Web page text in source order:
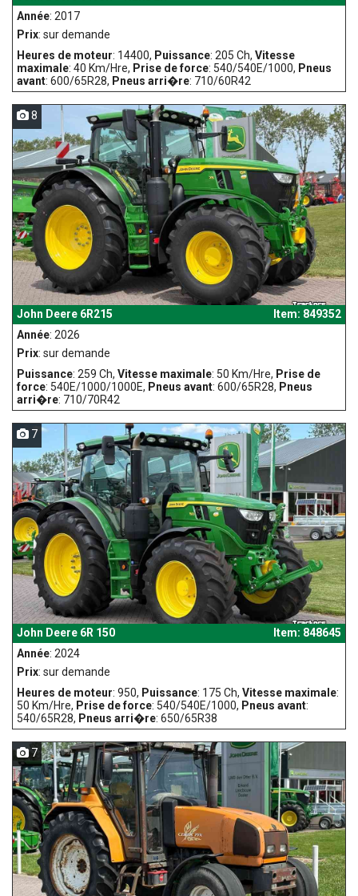
Année: 2017
Prix: sur demande
Heures de moteur: 14400, Puissance: 205 Ch, Vitesse
maximale: 40 Km/Hre, Prise de force: 540/540E/1000, Pneus
avant: 600/65R28, Pneus arri�re: 710/60R42
8
John Deere 6R215
Item: 849352
Année: 2026
Prix: sur demande
Puissance: 259 Ch, Vitesse maximale: 50 Km/Hre, Prise de
force: 540E/1000/1000E, Pneus avant: 600/65R28, Pneus
arri�re: 710/70R42
7
John Deere 6R 150
Item: 848645
Année: 2024
Prix: sur demande
Heures de moteur: 950, Puissance: 175 Ch, Vitesse maximale:
50 Km/Hre, Prise de force: 540/540E/1000, Pneus avant:
540/65R28, Pneus arri�re: 650/65R38
7